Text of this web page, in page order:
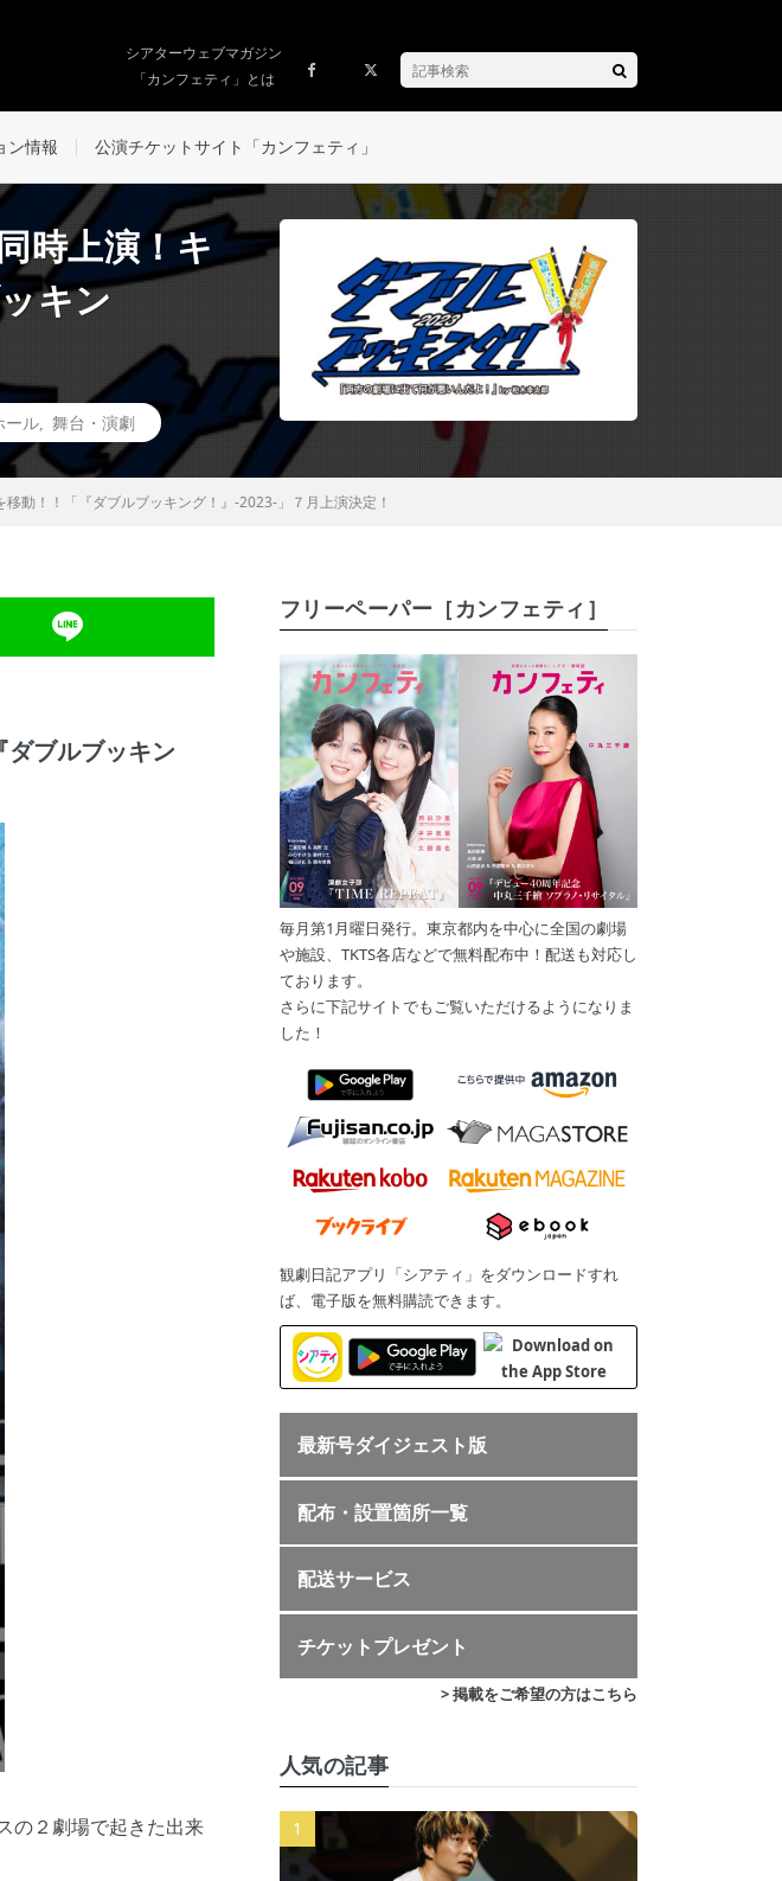
シアターウェブマガジン
「カンフェティ」とは
ン情報 公演チケットサイト「カンフェティ」
時上演！キ
キン
ール 舞台・演劇
動！！「『ダブルブッキング！』-2023-」７月上演決定！
ブルブッキン
の２劇場で起きた出来
フリーペーパー［カンフェティ］
毎月第1月曜日発行。東京都内を中心に全国の劇場
や施設、TKTS各店などで無料配布中！配送も対応し
ております。
さらに下記サイトでもご覧いただけるようになりま
した！
観劇日記アプリ「シアティ」をダウンロードすれ
ば、電子版を無料購読できます。
最新号ダイジェスト版
配布・設置箇所一覧
配送サービス
チケットプレゼント
> 掲載をご希望の方はこちら
人気の記事